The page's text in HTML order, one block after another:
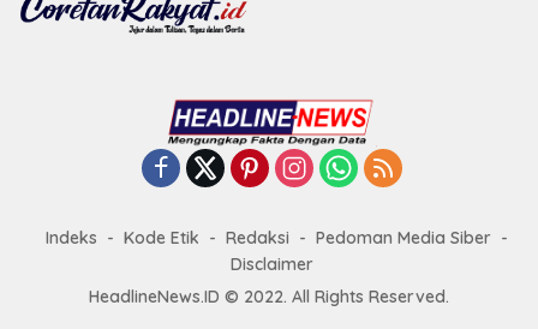
Indeks Kode Etik Redaksi
Pedoman Media Siber
Disclaimer
HeadlineNews.ID © 2022. All Rights Reserved.